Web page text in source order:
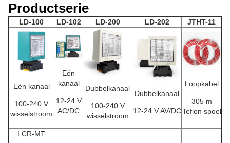
Productserie
LD-100 LD-102 LD-200 LD-202 JTHT-11
Eén kanaal
100-240 V
wisselstroom
Eén
kanaal
12-24 V
AC/DC
Dubbelkanaal
100-240 V
wisselstroom
Dubbelkanaal
12-24 V AV/DC
Loopkabel
305 m
Teflon spoel
LCR-MT